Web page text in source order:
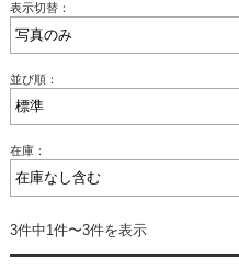
表示切替：
並び順：
在庫：
3件中1件〜3件を表示